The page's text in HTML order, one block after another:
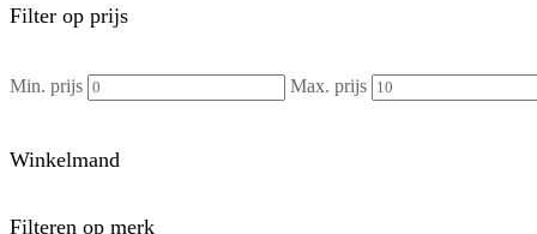
Filter op prijs
Min. prijs Max. prijs
Winkelmand
Filteren op merk